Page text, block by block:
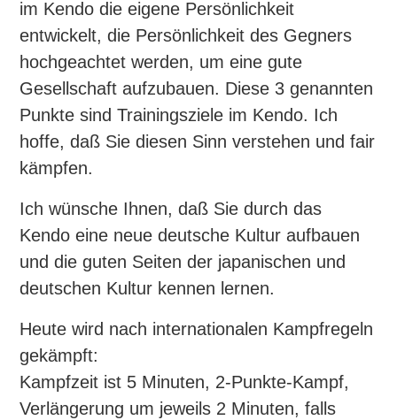
im Kendo die eigene Persönlichkeit
entwickelt, die Persönlichkeit des Gegners
hochgeachtet werden, um eine gute
Gesellschaft aufzubauen. Diese 3 genannten
Punkte sind Trainingsziele im Kendo. Ich
hoffe, daß Sie diesen Sinn verstehen und fair
kämpfen.
Ich wünsche Ihnen, daß Sie durch das
Kendo eine neue deutsche Kultur aufbauen
und die guten Seiten der japanischen und
deutschen Kultur kennen lernen.
Heute wird nach internationalen Kampfregeln
gekämpft:
Kampfzeit ist 5 Minuten, 2-Punkte-Kampf,
Verlängerung um jeweils 2 Minuten, falls